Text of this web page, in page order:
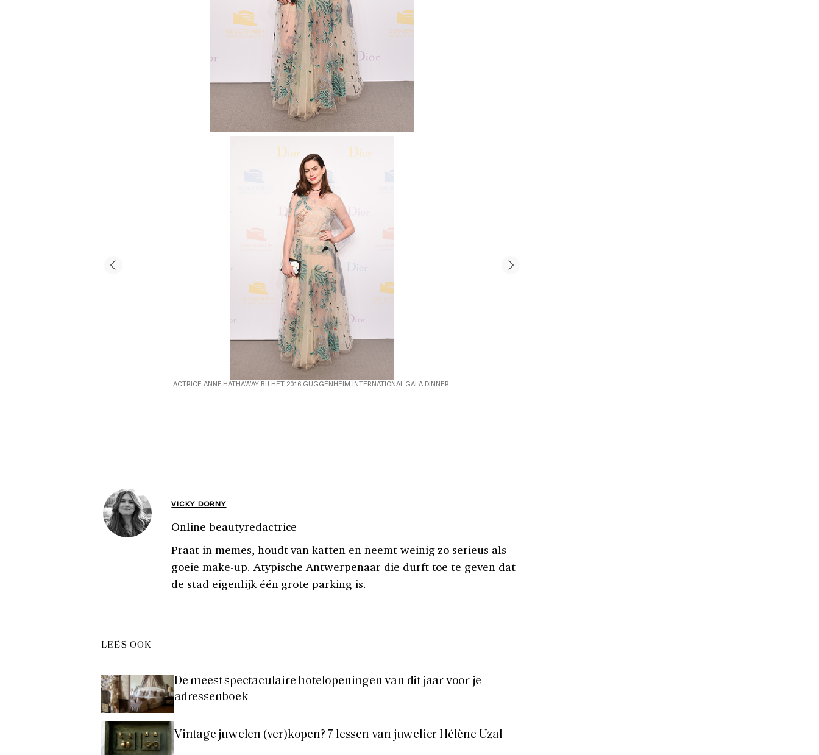
ACTRICE ANNE HATHAWAY BIJ HET 2016 GUGGENHEIM INTERNATIONAL GALA DINNER.
VICKY DORNY
Online beautyredactrice
Praat in memes, houdt van katten en neemt weinig zo serieus als
goeie make-up. Atypische Antwerpenaar die durft toe te geven dat
de stad eigenlijk één grote parking is.
LEES OOK
De meest spectaculaire hotelopeningen van dit jaar voor je
adressenboek
Vintage juwelen (ver)kopen? 7 lessen van juwelier Hélène Uzal